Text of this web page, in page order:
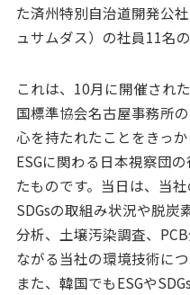
た済州特別自治道開発公
ュサムダス）の社員11名
これは、10月に開催され
国標準協会名古屋事務所
心を持たれたことをきっ
ESGに関わる日本視察団
たものです。当日は、当社
SDGsの取組み状況や脱炭
分析、土壌汚染調査、
ながる当社の環境技術に
また、韓国でもESGや